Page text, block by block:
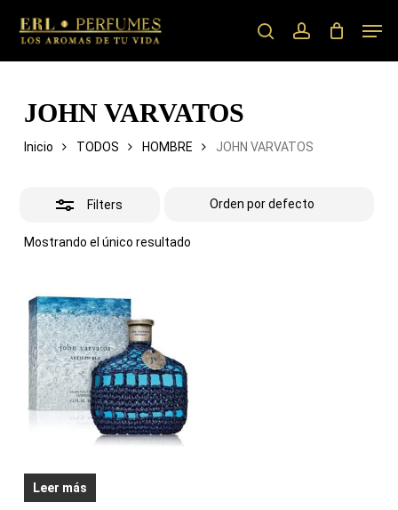
main
searchaccount
JOHN VARVATOS
Inicio TODOS HOMBRE JOHN VARVATOS
Filters
Mostrando el único resultado
Close
Filters
Leer más